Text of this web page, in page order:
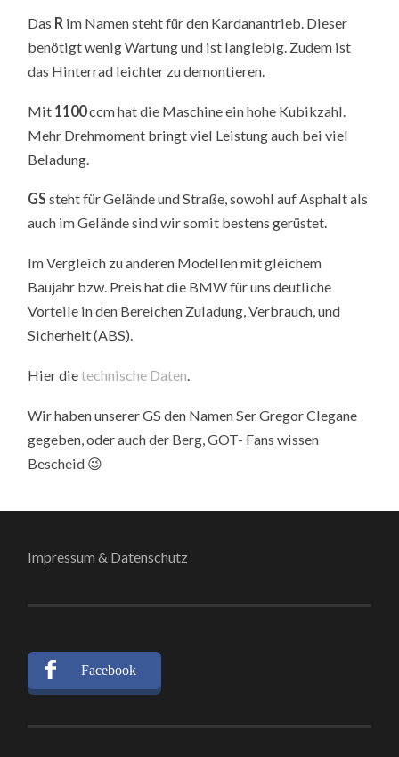
Das R im Namen steht für den Kardanantrieb. Dieser
benötigt wenig Wartung und ist langlebig. Zudem ist
das Hinterrad leichter zu demontieren.
Mit 1100ccm hat die Maschine ein hohe Kubikzahl.
Mehr Drehmoment bringt viel Leistung auch bei viel
Beladung.
GS steht für Gelände und Straße, sowohl auf Asphalt als
auch im Gelände sind wir somit bestens gerüstet.
Im Vergleich zu anderen Modellen mit gleichem
Baujahr bzw. Preis hat die BMW für uns deutliche
Vorteile in den Bereichen Zuladung, Verbrauch, und
Sicherheit (ABS).
Hier dietechnische Daten.
Wir haben unserer GS den Namen Ser Gregor Clegane
gegeben, oder auch der Berg, GOT- Fans wissen
Bescheid 😉
Impressum & Datenschutz
Facebook